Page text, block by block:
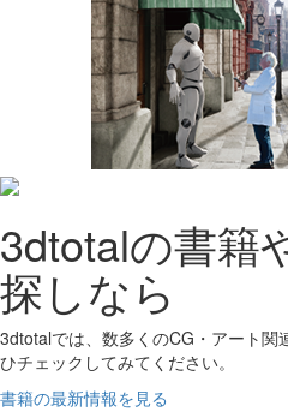
3dtotalの書籍
探しなら
3dtotalでは、数多くのCG・アート関
ひチェックしてみてください。
書籍の最新情報を見る